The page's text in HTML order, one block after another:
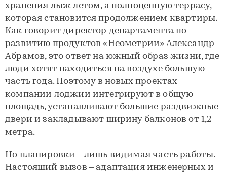
хранения лыж летом, а полноценную террасу,
которая становится продолжением квартиры.
Как говорит директор департамента по
развитию продуктов «Неометрии» Александр
Абрамов, это ответ на южный образ жизни, где
люди хотят находиться на воздухе большую
часть года. Поэтому в новых проектах
компании лоджии интегрируют в общую
площадь, устанавливают большие раздвижные
двери и закладывают ширину балконов от 1,2
метра.
Но планировки – лишь видимая часть работы.
Настоящий вызов – адаптация инженерных и